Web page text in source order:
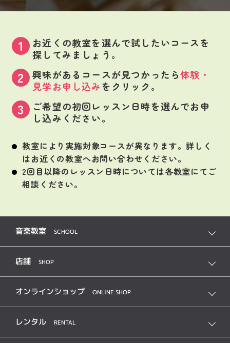
お近くの教室を選んで試したいコースを
探してみましょう。
興味があるコースが見つかったら体験・
見学お申し込みをクリック。
ご希望の初回レッスン日時を選んでお申
し込みください。
教室により実施対象コースが異なります。詳しく
はお近くの教室へお問い合わせください。
2回目以降のレッスン日時については各教室にてご
相談ください。
音楽教室 SCHOOL
店舗 SHOP
オンラインショップ ONLINE SHOP
レンタル RENTAL